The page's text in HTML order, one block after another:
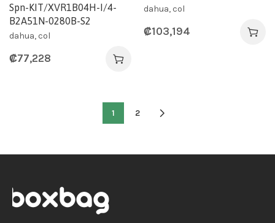
Spn-KIT/XVR1B04H-I/4-
B2A51N-0280B-S2
dahua, col
₡77,228
dahua, col
₡103,194
1 2